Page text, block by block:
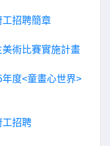
招聘簡章
術比賽實施計畫
度<童畫心世界>
工招聘